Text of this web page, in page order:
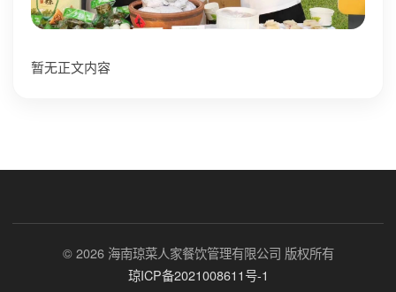
暂无正文内容
© 2026 海南琼菜人家餐饮管理有限公司 版权所有
琼ICP备2021008611号-1